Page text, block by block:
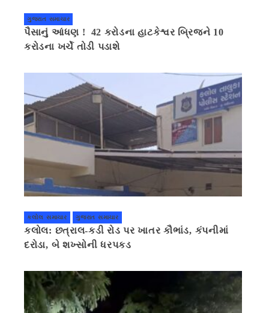
ગુજરાત સમાચાર
પૈસાનું આંધણ ! 42 કરોડના હાટકેશ્વર બ્રિજને 10
કરોડના ખર્ચે તોડી પડાશે
કલોલ સમાચાર ગુજરાત સમાચાર
કલોલ: છત્રાલ-કડી રોડ પર ખાતર કૌભાંડ, કંપનીમાં
દરોડા, બે શખ્સોની ધરપકડ